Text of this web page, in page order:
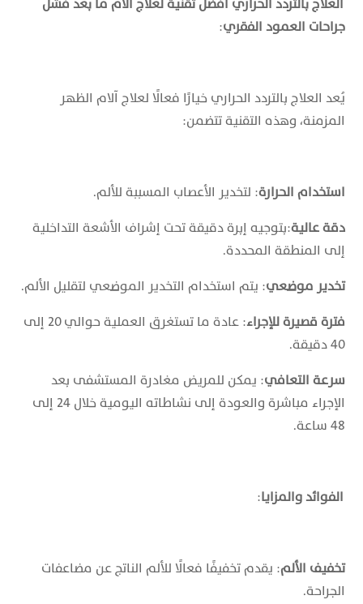
جراحات العمود الفقري:
يُعد العلاج بالتردد الحراري خيارًا فعالًا لعلاج آلام الظهر
المزمنة، وهذه التقنية تتضمن:
استخدام الحرارة: لتخدير الأعصاب المسببة للألم.
دقة عالية:بتوجيه إبرة دقيقة تحت إشراف الأشعة التداخلية
إلى المنطقة المحددة.
تخدير موضعي: يتم استخدام التخدير الموضعي لتقليل الألم.
فترة قصيرة للإجراء
: عادة ما تستغرق العملية حوالي 20 إلى
40 دقيقة.
سرعة التعافي: يمكن للمريض مغادرة المستشفى بعد
الإجراء مباشرة والعودة إلى نشاطاته اليومية خلال 24 إلى
48 ساعة.
الفوائد والمزايا:
تخفيف الألم: يقدم تخفيفًا فعالًا للألم الناتج عن مضاعفات
الجراحة.